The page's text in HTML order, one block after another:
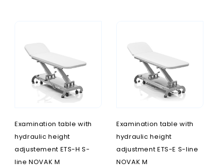
Examination table with
hydraulic height
adjustement ETS-H S-
line NOVAK M
Examination table with
hydraulic height
adjustment ETS-E S-line
NOVAK M